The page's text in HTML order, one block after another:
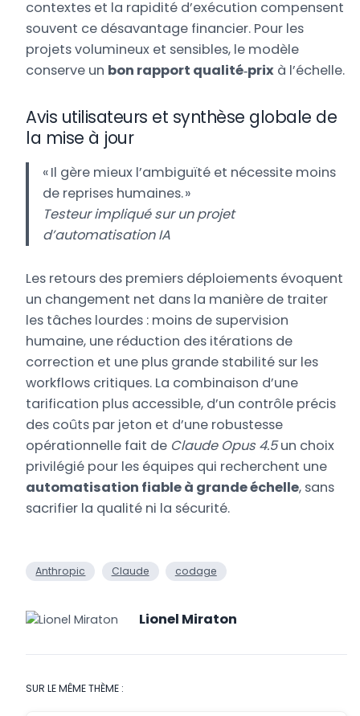
contextes et la rapidité d’exécution compensent
souvent ce désavantage financier. Pour les
projets volumineux et sensibles, le modèle
conserve un bon rapport qualité‑prix à l’échelle.
Avis utilisateurs et synthèse globale de
la mise à jour
« Il gère mieux l’ambiguïté et nécessite moins
de reprises humaines. »
Testeur impliqué sur un projet
d’automatisation IA
Les retours des premiers déploiements évoquent
un changement net dans la manière de traiter
les tâches lourdes : moins de supervision
humaine, une réduction des itérations de
correction et une plus grande stabilité sur les
workflows critiques. La combinaison d’une
tarification plus accessible, d’un contrôle précis
des coûts par jeton et d’une robustesse
opérationnelle fait de Claude Opus 4.5un choix
privilégié pour les équipes qui recherchent une
automatisation fiable à grande échelle, sans
sacrifier la qualité ni la sécurité.
Anthropic Claude codage
Lionel Miraton
SUR LE MÊME THÈME :